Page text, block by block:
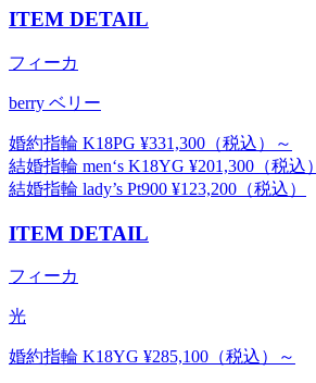
ITEM DETAIL
フィーカ
berry ベリー
婚約指輪 K18PG ¥331,300（税込）～
結婚指輪 men‘s K18YG ¥201,300（税込）
結婚指輪 lady’s Pt900 ¥123,200（税込）
ITEM DETAIL
フィーカ
光
婚約指輪 K18YG ¥285,100（税込）～